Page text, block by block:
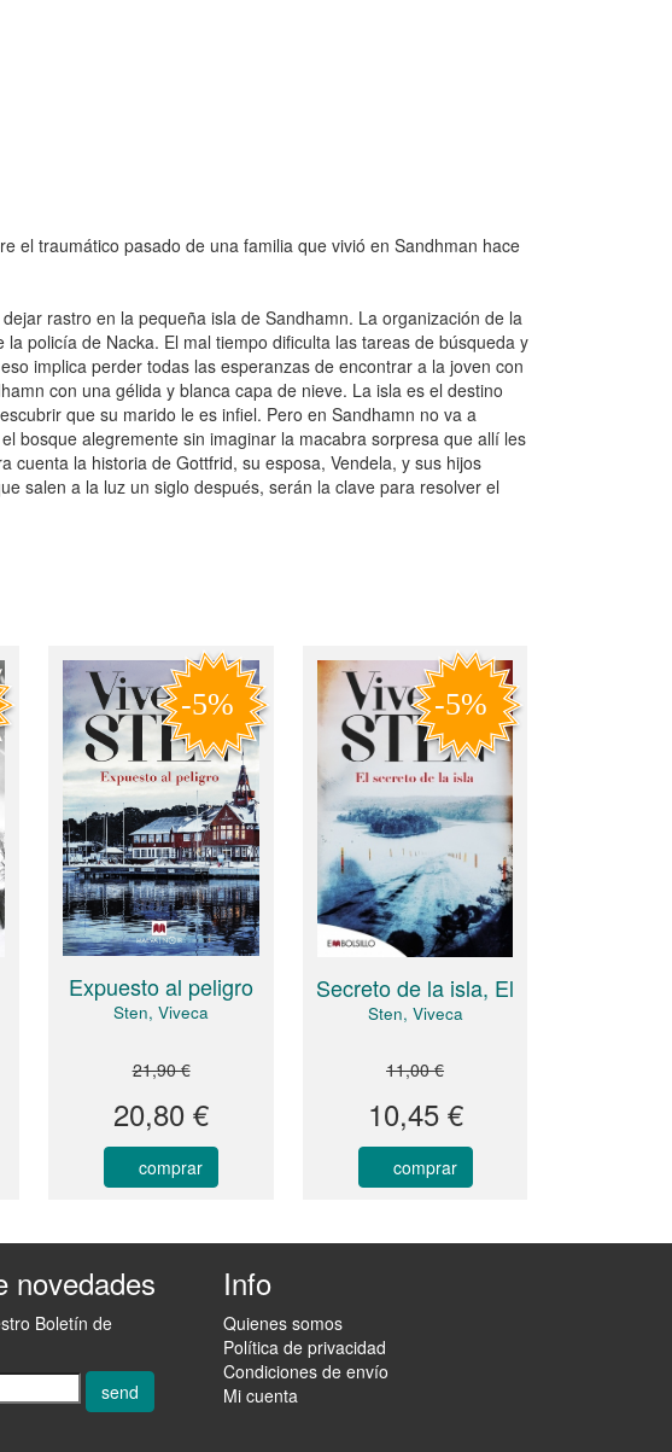
el traumático pasado de una familia que vivió en Sandhman hace
rastro en la pequeña isla de Sandhamn. La organización de la
policía de Nacka. El mal tiempo dificulta las tareas de búsqueda y
implica perder todas las esperanzas de encontrar a la joven con
con una gélida y blanca capa de nieve. La isla es el destino
que su marido le es infiel. Pero en Sandhamn no va a
bosque alegremente sin imaginar la macabra sorpresa que allí les
la historia de Gottfrid, su esposa, Vendela, y sus hijos
salen a la luz un siglo después, serán la clave para resolver el
Expuesto al peligro
Sten, Viveca
21,90 €
20,80 €
comprar
Secreto de la isla, El
Sten, Viveca
11,00 €
10,45 €
comprar
novedades
Boletín de
send
Info
Quienes somos
Política de privacidad
Condiciones de envío
Mi cuenta